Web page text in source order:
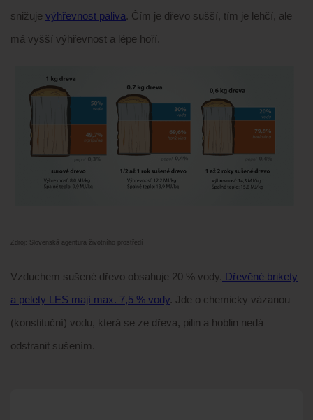
snižuje výhřevnost paliva. Čím je dřevo sušší, tím je lehčí, ale
má vyšší výhřevnost a lépe hoří.
Zdroj: Slovenská agentura životního prostředí
Vzduchem sušené dřevo obsahuje 20 % vody. Dřevěné brikety
a pelety LES mají max. 7,5 % vody. Jde o chemicky vázanou
(konstituční) vodu, která se ze dřeva, pilin a hoblin nedá
odstranit sušením.